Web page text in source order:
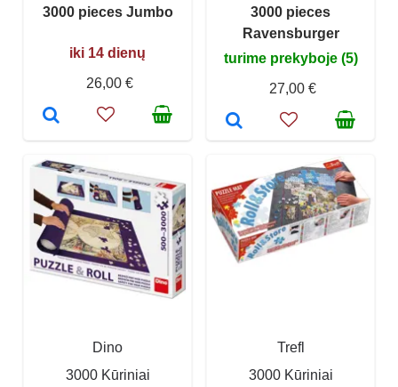
3000 pieces Jumbo
iki 14 dienų
26,00 €
3000 pieces
Ravensburger
turime prekyboje (5)
27,00 €
Dino
3000 Kūriniai
Trefl
3000 Kūriniai